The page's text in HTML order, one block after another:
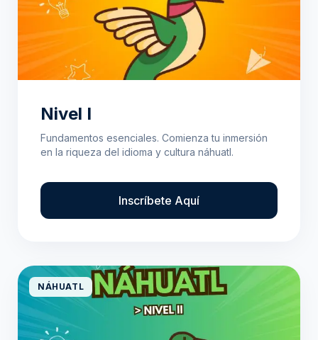
Nivel I
Fundamentos esenciales. Comienza tu inmersión
en la riqueza del idioma y cultura náhuatl.
Inscríbete Aquí
NÁHUATL